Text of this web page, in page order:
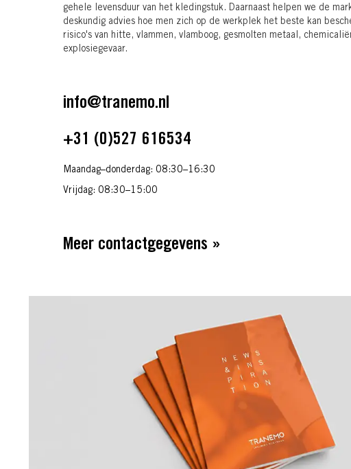
gehele levensduur van het kledingstuk. Daarnaast helpen we de
deskundig advies hoe men zich op de werkplek het beste kan
risico's van hitte, vlammen, vlamboog, gesmolten metaal,
explosiegevaar.
info@tranemo.nl
+31 (0)527 616534
Maandag–donderdag: 08:30–16:30
Vrijdag: 08:30–15:00
Meer contactgegevens »